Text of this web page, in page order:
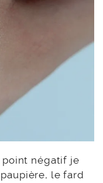
négatif je
le fard